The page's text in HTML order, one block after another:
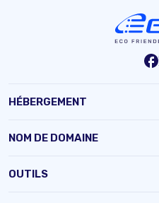
HÉBERGEMENT
NOM DE DOMAINE
OUTILS